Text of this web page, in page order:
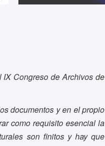
Congreso de Archivos de
documentos y en el propio
como requisito esencial la
son finitos y hay que